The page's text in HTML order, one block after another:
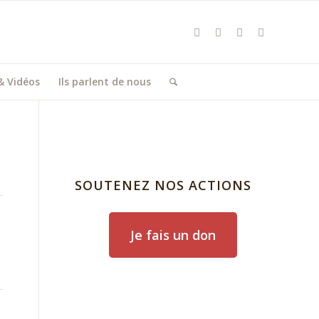
Vidéos Ils parlent de nous
SOUTENEZ NOS ACTIONS
Je fais un don